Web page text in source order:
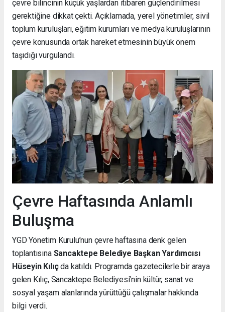
çevre bilincinin küçük yaşlardan itibaren güçlendirilmesi
gerektiğine dikkat çekti. Açıklamada, yerel yönetimler, sivil
toplum kuruluşları, eğitim kurumları ve medya kuruluşlarının
çevre konusunda ortak hareket etmesinin büyük önem
taşıdığı vurgulandı.
Çevre Haftasında Anlamlı
Buluşma
YGD Yönetim Kurulu’nun çevre haftasına denk gelen
toplantısınaSancaktepe Belediye Başkan Yardımcısı
Hüseyin Kılıçda katıldı. Programda gazetecilerle bir araya
gelen Kılıç, Sancaktepe Belediyesi’nin kültür, sanat ve
sosyal yaşam alanlarında yürüttüğü çalışmalar hakkında
bilgi verdi.